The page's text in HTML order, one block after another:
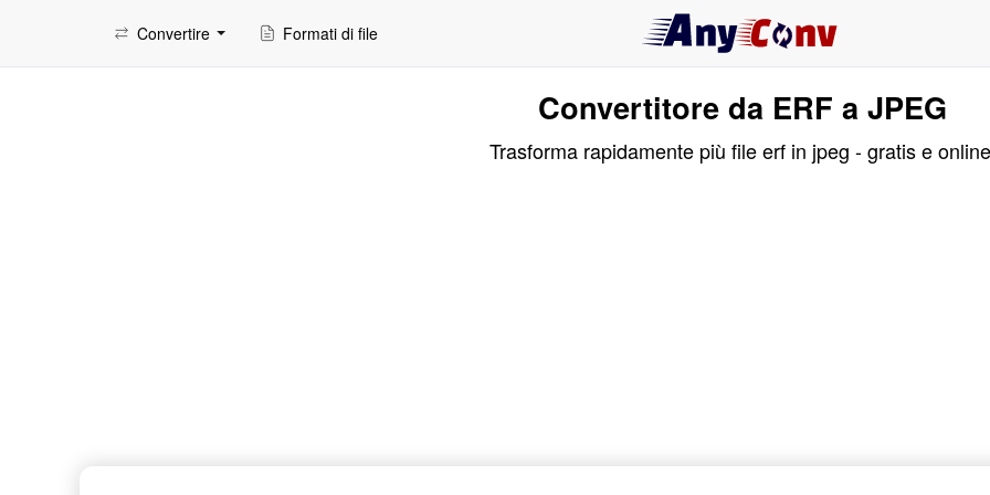
Convertire Formati di file
Convertitore da ERF a JPEG
Trasforma rapidamente più file erf in jpeg - gratis e